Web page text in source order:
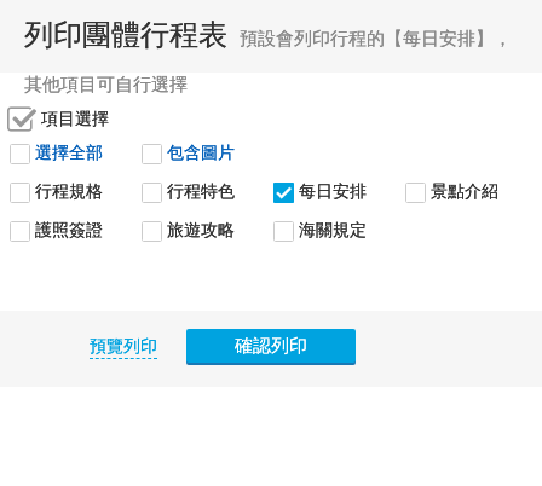
列印團體行程表 預設會列印行程的【每日安排】，
其他項目可自行選擇
項目選擇
選擇全部
包含圖片
行程規格 行程特色 每日安排 景點介紹
護照簽證 旅遊攻略 海關規定
預覽列印 確認列印